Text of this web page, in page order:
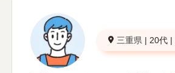
三重県 | 20代 |